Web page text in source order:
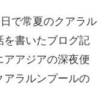
で常夏のクアラル
を書いたブログ記
アジアの深夜便
アラルンプールの